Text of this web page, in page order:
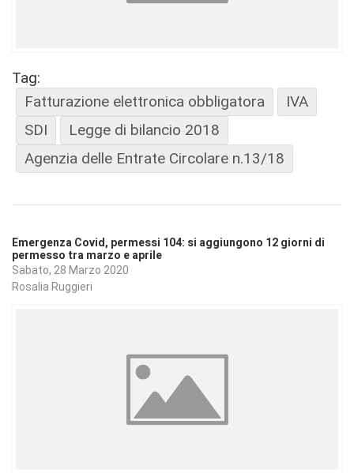
Tag:
Fatturazione elettronica obbligatora
IVA
SDI
Legge di bilancio 2018
Agenzia delle Entrate Circolare n.13/18
Emergenza Covid, permessi 104: si aggiungono 12 giorni di
permesso tra marzo e aprile
Sabato, 28 Marzo 2020
Rosalia Ruggieri